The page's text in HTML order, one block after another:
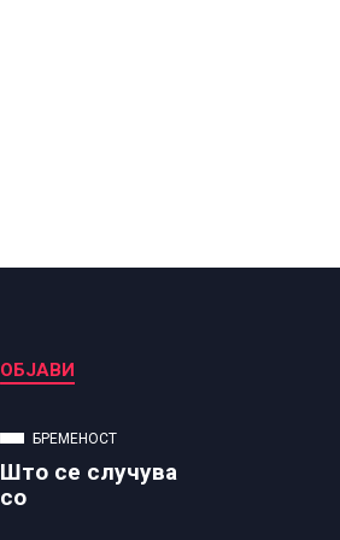
ОБЈАВИ
БРЕМЕНОСТ
Што се случува
со